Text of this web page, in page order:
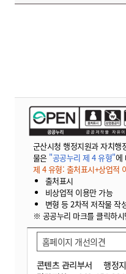
군산시청 행정지원과 자치행
물은 "공공누리 제 4 유형"에
제 4 유형: 출처표시+상업적
출처표시
비상업적 이용만 가능
변형 등 2차적 저작물 작
※ 공공누리 마크를 클릭하
콘텐츠 관리부서
행정
홈페이지 개선의견